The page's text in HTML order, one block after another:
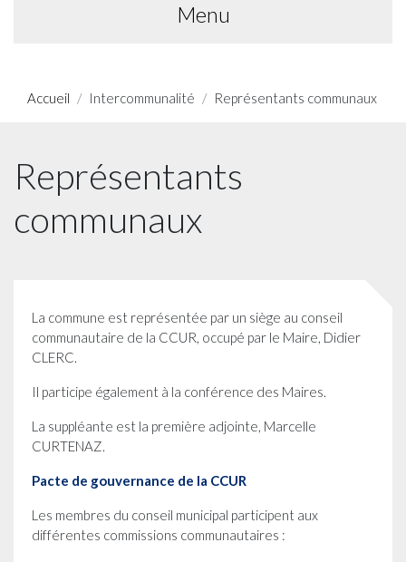
Menu
Accueil Intercommunalité Représentants communaux
Représentants
communaux
La commune est représentée par un siège au conseil
communautaire de la CCUR, occupé par le Maire, Didier
CLERC.
Il participe également à la conférence des Maires.
La suppléante est la première adjointe, Marcelle
CURTENAZ.
Pacte de gouvernance de la CCUR
Les membres du conseil municipal participent aux
différentes commissions communautaires :